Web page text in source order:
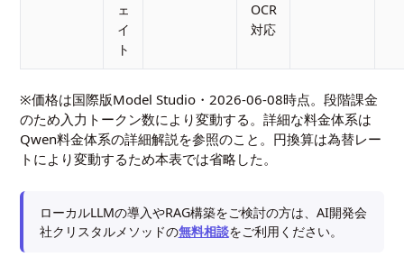
ェ
イ
ト
OCR
対応
※価格は国際版Model Studio・2026-06-08時点。段階課金
のため入力トークン数により変動する。詳細な料金体系は
Qwen料金体系の詳細解説 を参照のこと。円換算は為替レー
トにより変動するため本表では省略した。
ローカルLLMの導入やRAG構築をご検討の方は、AI開発会
社クリスタルメソッドの無料相談をご利用ください。